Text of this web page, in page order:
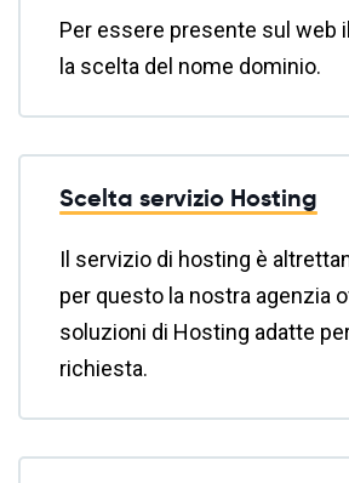
Per essere presente sul web
la scelta del nome dominio.
Scelta servizio Hosting
Il servizio di hosting è
per questo la nostra agenzia
soluzioni di Hosting adatte
richiesta.